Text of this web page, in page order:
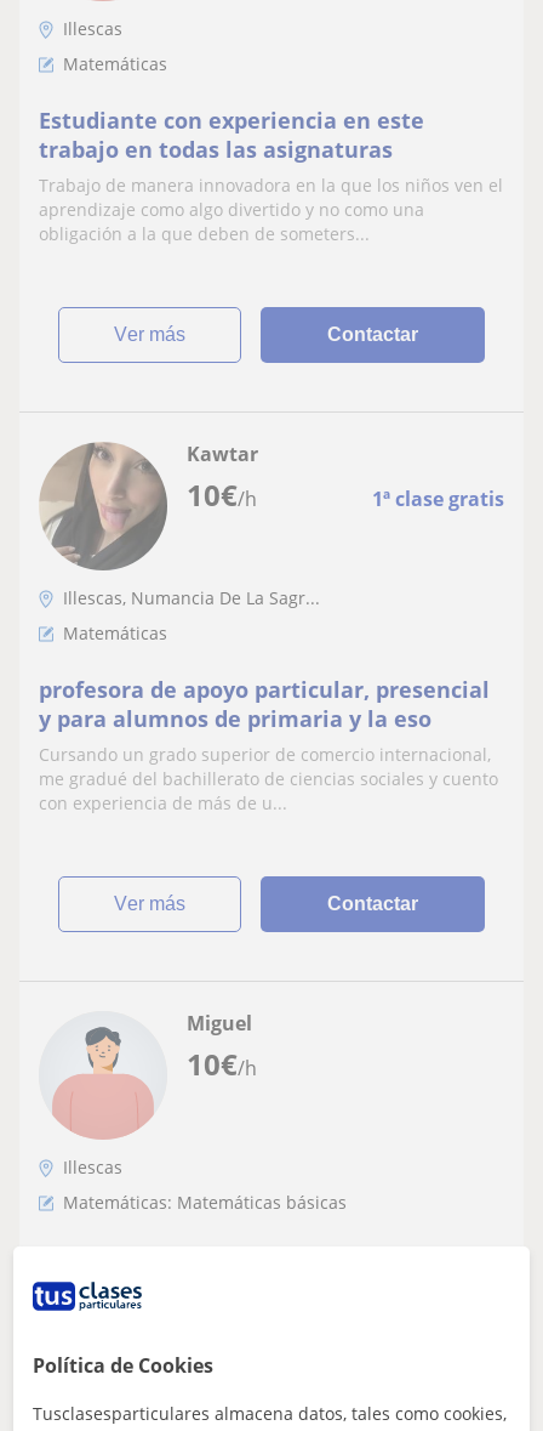
Illescas
Matemáticas
Estudiante con experiencia en este
trabajo en todas las asignaturas
Trabajo de manera innovadora en la que los niños ven el
aprendizaje como algo divertido y no como una
obligación a la que deben de someters...
ver más Contactar
10€/h 1ª clase gratis
Kawtar
Illescas, Numancia De La Sagr...
Matemáticas
profesora de apoyo particular, presencial
y para alumnos de primaria y la eso
Cursando un grado superior de comercio internacional,
me gradué del bachillerato de ciencias sociales y cuento
con experiencia de más de u...
ver más Contactar
10€/h
Miguel
Illescas
Matemáticas: Matemáticas básicas
para ESO y Bachillerato
para facilitar el entendimien...
Política de Cookies
Tusclasesparticulares almacena datos, tales como cookies,